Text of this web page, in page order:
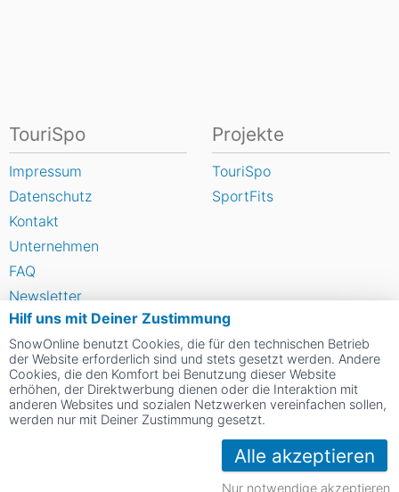
Hilf uns mit Deiner Zustimmung
SnowOnline benutzt Cookies, die für den technischen Betrieb
der Website erforderlich sind und stets gesetzt werden. Andere
Cookies, die den Komfort bei Benutzung dieser Website
erhöhen, der Direktwerbung dienen oder die Interaktion mit
anderen Websites und sozialen Netzwerken vereinfachen sollen,
werden nur mit Deiner Zustimmung gesetzt.
Alle akzeptieren
Nur notwendige akzeptieren
TouriSpo
Impressum
Datenschutz
Kontakt
Unternehmen
FAQ
Newsletter
Widget
Umfragen
Skigebiet bewerten
Projekte
TouriSpo
SportFits
Social Web